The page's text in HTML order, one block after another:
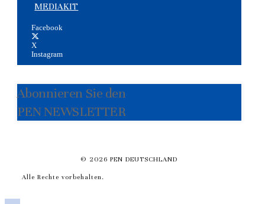
MEDIAKIT
Facebook
X
Instagram
Abonnieren Sie den
PEN NEWSLETTER
© 2026 PEN DEUTSCHLAND
Alle Rechte vorbehalten.